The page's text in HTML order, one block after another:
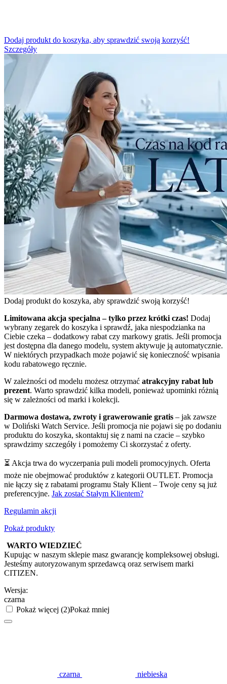
Dodaj produkt do koszyka, aby sprawdzić swoją korzyść!
Szczegóły
Dodaj produkt do koszyka, aby sprawdzić swoją korzyść!
Limitowana akcja specjalna – tylko przez krótki czas! Dodaj
wybrany zegarek do koszyka i sprawdź, jaka niespodzianka na
Ciebie czeka – dodatkowy rabat czy markowy gratis. Jeśli promocja
jest dostępna dla danego modelu, system aktywuje ją automatycznie.
W niektórych przypadkach może pojawić się konieczność wpisania
kodu rabatowego ręcznie.
W zależności od modelu możesz otrzymać atrakcyjny rabat lub
prezent. Warto sprawdzić kilka modeli, ponieważ upominki różnią
się w zależności od marki i kolekcji.
Darmowa dostawa, zwroty i grawerowanie gratis – jak zawsze
w Doliński Watch Service. Jeśli promocja nie pojawi się po dodaniu
produktu do koszyka, skontaktuj się z nami na czacie – szybko
sprawdzimy szczegóły i pomożemy Ci skorzystać z oferty.
⏳ Akcja trwa do wyczerpania puli modeli promocyjnych. Oferta
może nie obejmować produktów z kategorii OUTLET. Promocja
nie łączy się z rabatami programu Stały Klient – Twoje ceny są już
preferencyjne. Jak zostać Stałym Klientem?
Regulamin akcji
Pokaż produkty
WARTO WIEDZIEĆ
Kupując w naszym sklepie masz gwarancję kompleksowej obsługi.
Jesteśmy autoryzowanym sprzedawcą oraz serwisem marki
CITIZEN.
Wersja:
czarna
Pokaż więcej (2)Pokaż mniej
czarna niebieska